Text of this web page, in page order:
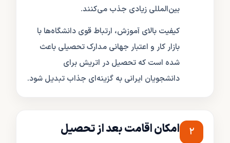
بین‌المللی زیادی جذب می‌کنند.
کیفیت بالای آموزش، ارتباط قوی دانشگاه‌ها با
بازار کار و اعتبار جهانی مدارک تحصیلی باعث
شده است که تحصیل در اتریش برای
دانشجویان ایرانی به گزینه‌ای جذاب تبدیل شود.
۲ امکان اقامت بعد از تحصیل